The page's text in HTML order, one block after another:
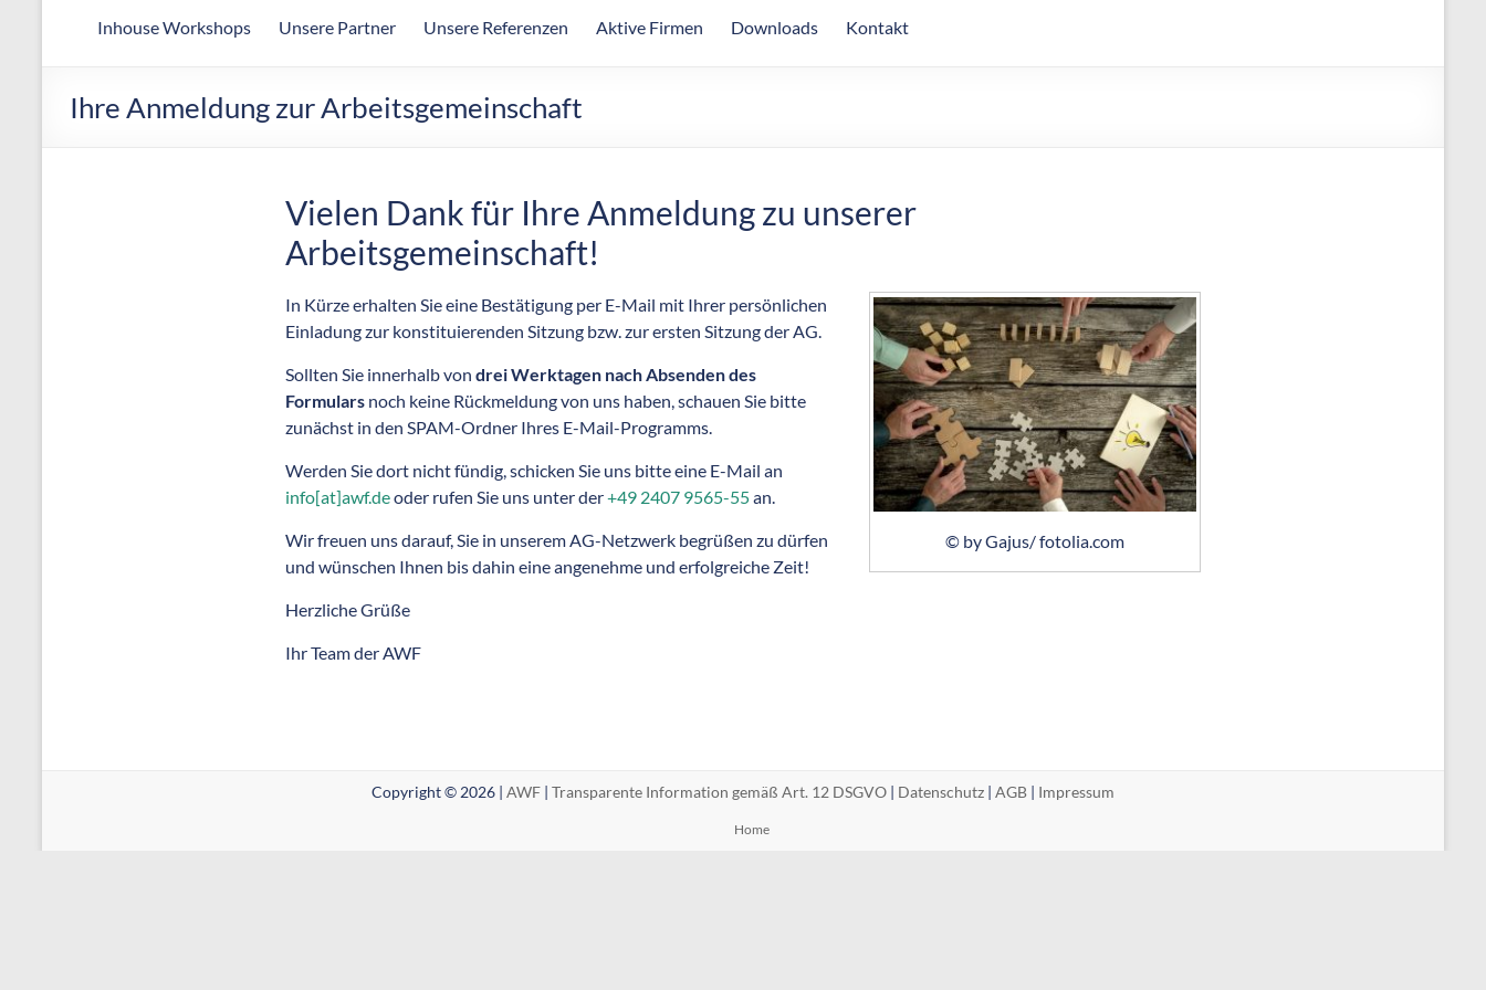
Inhouse Workshops Unsere Partner Unsere Referenzen Aktive Firmen Downloads Kontakt
Ihre Anmeldung zur Arbeitsgemeinschaft
Vielen Dank für Ihre Anmeldung zu unserer
Arbeitsgemeinschaft!
© by Gajus/ fotolia.com
In Kürze erhalten Sie eine Bestätigung per E-Mail mit Ihrer persönlichen
Einladung zur konstituierenden Sitzung bzw. zur ersten Sitzung der AG.
Sollten Sie innerhalb von drei Werktagen nach Absenden des
Formularsnoch keine Rückmeldung von uns haben, schauen Sie bitte
zunächst in den SPAM-Ordner Ihres E-Mail-Programms.
Werden Sie dort nicht fündig, schicken Sie uns bitte eine E-Mail an
info[at]awf.deoder rufen Sie uns unter der+49 2407 9565-55an.
Wir freuen uns darauf, Sie in unserem AG-Netzwerk begrüßen zu dürfen
und wünschen Ihnen bis dahin eine angenehme und erfolgreiche Zeit!
Herzliche Grüße
Ihr Team der AWF
Copyright © 2026 | AWF | Transparente Information gemäß Art. 12 DSGVO | Datenschutz | AGB | Impressum
Home